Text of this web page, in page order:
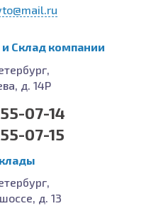
Cклад компании
д. 14Р
07-14
07-15
д. 13